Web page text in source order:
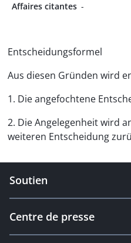
Affaires citantes -
Entscheidungsformel
Aus diesen Gründen wird
1. Die angefochtene
2. Die Angelegenheit wird
weiteren Entscheidung
Soutien
Centre de presse